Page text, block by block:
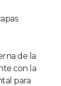
de la
con la
para